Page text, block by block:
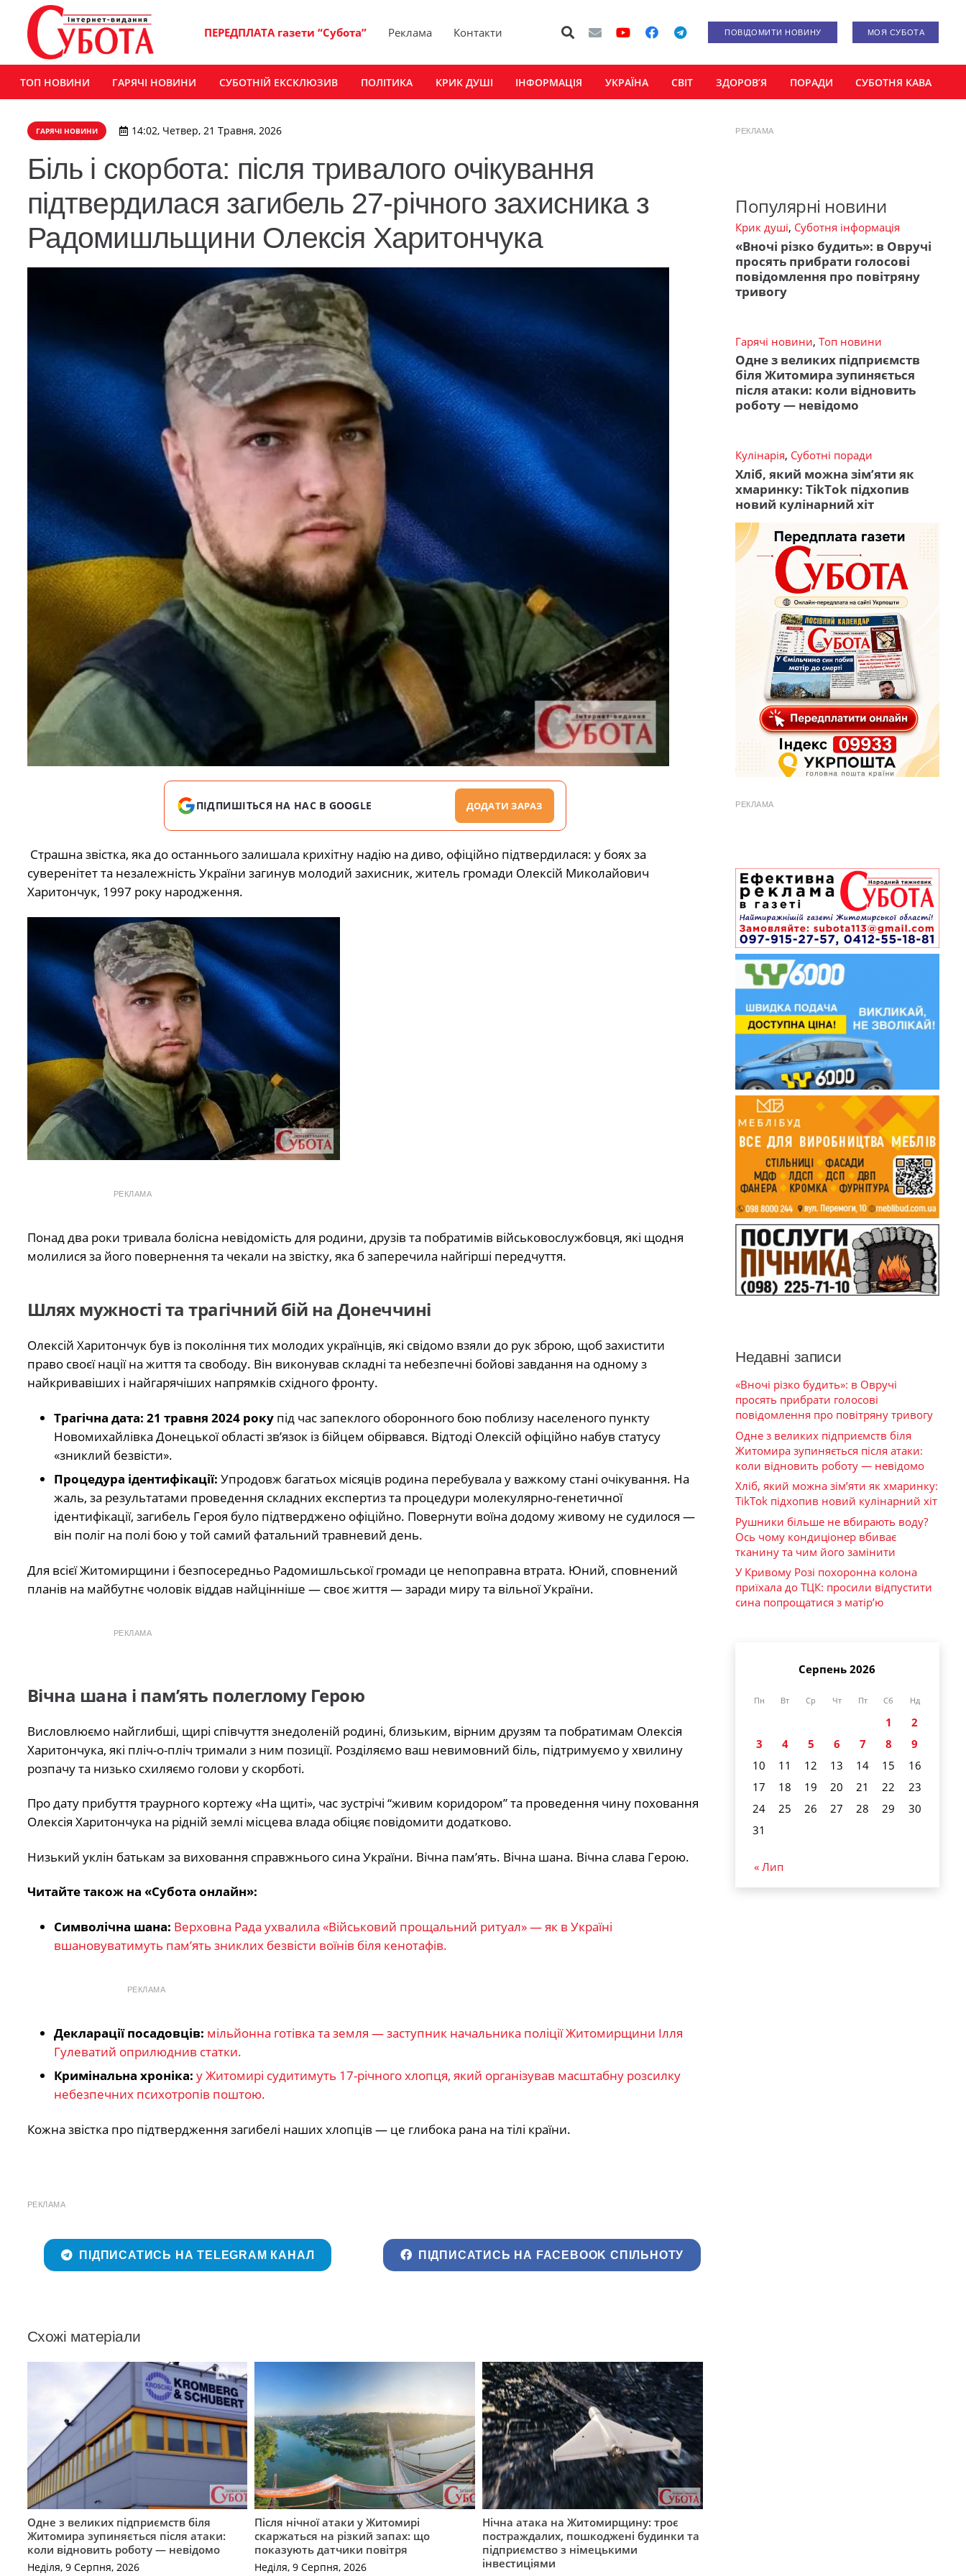
ПЕРЕДПЛАТА газети “Субота” Реклама Контакти ПОВІДОМИТИ НОВИНУ МОЯ СУБОТА
ТОП НОВИНИ ГАРЯЧІ НОВИНИ СУБОТНІЙ ЕКСКЛЮЗИВ ПОЛІТИКА КРИК ДУШІ ІНФОРМАЦІЯ УКРАЇНА СВІТ ЗДОРОВ’Я ПОРАДИ СУБОТНЯ КАВА
ГАРЯЧІ НОВИНИ 14:02, Четвер, 21 Травня, 2026
Біль і скорбота: після тривалого очікування
підтвердилася загибель 27-річного захисника з
Радомишльщини Олексія Харитончука
ПІДПИШІТЬСЯ НА НАС В GOOGLE ДОДАТИ ЗАРАЗ
Страшна звістка, яка до останнього залишала крихітну надію на диво, офіційно підтвердилася: у боях за
суверенітет та незалежність України загинув молодий захисник, житель громади Олексій Миколайович
Харитончук, 1997 року народження.
РЕКЛАМА
Понад два роки тривала болісна невідомість для родини, друзів та побратимів військовослужбовця, які щодня
молилися за його повернення та чекали на звістку, яка б заперечила найгірші передчуття.
Шлях мужності та трагічний бій на Донеччині
Олексій Харитончук був із покоління тих молодих українців, які свідомо взяли до рук зброю, щоб захистити
право своєї нації на життя та свободу. Він виконував складні та небезпечні бойові завдання на одному з
найкривавіших і найгарячіших напрямків східного фронту.
Трагічна дата: 21 травня 2024 року під час запеклого оборонного бою поблизу населеного пункту
Новомихайлівка Донецької області зв’язок із бійцем обірвався. Відтоді Олексій офіційно набув статусу
«зниклий безвісти».
Процедура ідентифікації: Упродовж багатьох місяців родина перебувала у важкому стані очікування. На
жаль, за результатами проведення складних експертиз та процедури молекулярно-генетичної
ідентифікації, загибель Героя було підтверджено офіційно. Повернути воїна додому живому не судилося —
він поліг на полі бою у той самий фатальний травневий день.
Для всієї Житомирщини і безпосередньо Радомишльської громади це непоправна втрата. Юний, сповнений
планів на майбутнє чоловік віддав найцінніше — своє життя — заради миру та вільної України.
РЕКЛАМА
Вічна шана і пам’ять полеглому Герою
Висловлюємо найглибші, щирі співчуття знедоленій родині, близьким, вірним друзям та побратимам Олексія
Харитончука, які пліч-о-пліч тримали з ним позиції. Розділяємо ваш невимовний біль, підтримуємо у хвилину
розпачу та низько схиляємо голови у скорботі.
Про дату прибуття траурного кортежу «На щиті», час зустрічі “живим коридором” та проведення чину поховання
Олексія Харитончука на рідній землі місцева влада обіцяє повідомити додатково.
Низький уклін батькам за виховання справжнього сина України. Вічна пам’ять. Вічна шана. Вічна слава Герою.
Читайте також на «Субота онлайн»:
Символічна шана: Верховна Рада ухвалила «Військовий прощальний ритуал» — як в Україні
вшановуватимуть пам’ять зниклих безвісти воїнів біля кенотафів.
РЕКЛАМА
Декларації посадовців: мільйонна готівка та земля — заступник начальника поліції Житомирщини Ілля
Гулеватий оприлюднив статки.
Кримінальна хроніка: у Житомирі судитимуть 17-річного хлопця, який організував масштабну розсилку
небезпечних психотропів поштою.
Кожна звістка про підтвердження загибелі наших хлопців — це глибока рана на тілі країни.
РЕКЛАМА
ПІДПИСАТИСЬ НА TELEGRAM КАНАЛ ПІДПИСАТИСЬ НА FACEBOOK СПІЛЬНОТУ
Схожі матеріали
Одне з великих підприємств біля
Житомира зупиняється після атаки:
коли відновить роботу — невідомо
Неділя, 9 Серпня, 2026
Після нічної атаки у Житомирі
скаржаться на різкий запах: що
показують датчики повітря
Неділя, 9 Серпня, 2026
Нічна атака на Житомирщину: троє
постраждалих, пошкоджені будинки та
підприємство з німецькими
інвестиціями
РЕКЛАМА
Популярні новини
Крик душі, Суботня інформація
«Вночі різко будить»: в Овручі
просять прибрати голосові
повідомлення про повітряну
тривогу
Гарячі новини, Топ новини
Одне з великих підприємств
біля Житомира зупиняється
після атаки: коли відновить
роботу — невідомо
Кулінарія, Суботні поради
Хліб, який можна зім’яти як
хмаринку: TikTok підхопив
новий кулінарний хіт
РЕКЛАМА
Недавні записи
«Вночі різко будить»: в Овручі
просять прибрати голосові
повідомлення про повітряну тривогу
Одне з великих підприємств біля
Житомира зупиняється після атаки:
коли відновить роботу — невідомо
Хліб, який можна зім’яти як хмаринку:
TikTok підхопив новий кулінарний хіт
Рушники більше не вбирають воду?
Ось чому кондиціонер вбиває
тканину та чим його замінити
У Кривому Розі похоронна колона
приїхала до ТЦК: просили відпустити
сина попрощатися з матір’ю
Серпень 2026
Пн Вт Ср Чт Пт Сб Нд
1
2
3
4 5 6 7 8
9
10
11 12 13 14 15
16
17
18 19 20 21 22
23
24
25 26 27 28 29
30
31
« Лип